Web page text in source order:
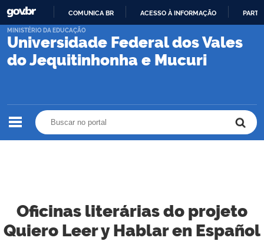
PARA
CONTEÚDO
COMUNICA BR ACESSO À INFORMAÇÃO
Universidade Federal dos Vales
do Jequitinhonha e Mucuri
MINISTÉRIO DA EDUCAÇÃO
Oficinas literárias do projeto
Quiero Leer y Hablar en Español